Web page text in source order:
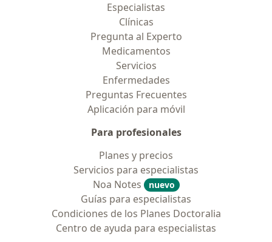
Especialistas
Clínicas
Pregunta al Experto
Medicamentos
Servicios
Enfermedades
Preguntas Frecuentes
Aplicación para móvil
Para profesionales
Planes y precios
Servicios para especialistas
Noa Notes
nuevo
Guías para especialistas
Condiciones de los Planes Doctoralia
Centro de ayuda para especialistas